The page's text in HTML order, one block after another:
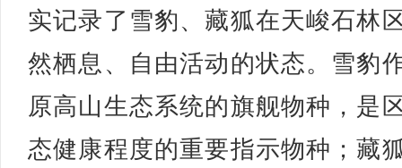
实记录了雪豹、藏狐在天峻石林
然栖息、自由活动的状态。雪豹
原高山生态系统的旗舰物种，是
态健康程度的重要指示物种；藏